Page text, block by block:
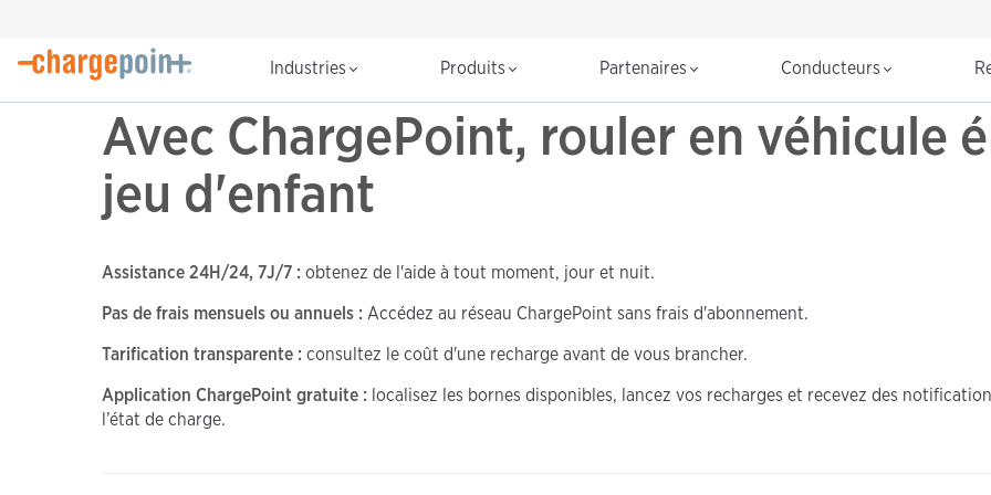
Industries Produits Partenaires Conducteurs
Avec ChargePoint, rouler en véhicule
jeu d'enfant
Assistance 24H/24, 7J/7 : obtenez de l'aide à tout moment, jour et nuit.
Pas de frais mensuels ou annuels : Accédez au réseau ChargePoint sans frais d'abonnement.
Tarification transparente : consultez le coût d'une recharge avant de vous brancher.
Application ChargePoint gratuite : localisez les bornes disponibles, lancez vos recharges et recevez des
l’état de charge.